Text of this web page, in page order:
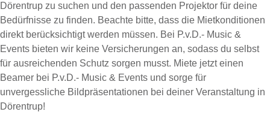
Dörentrup zu suchen und den passenden Projektor für deine
Bedürfnisse zu finden. Beachte bitte, dass die Mietkonditionen
direkt berücksichtigt werden müssen. Bei P.v.D.- Music &
Events bieten wir keine Versicherungen an, sodass du selbst
für ausreichenden Schutz sorgen musst. Miete jetzt einen
Beamer bei P.v.D.- Music & Events und sorge für
unvergessliche Bildpräsentationen bei deiner Veranstaltung in
Dörentrup!